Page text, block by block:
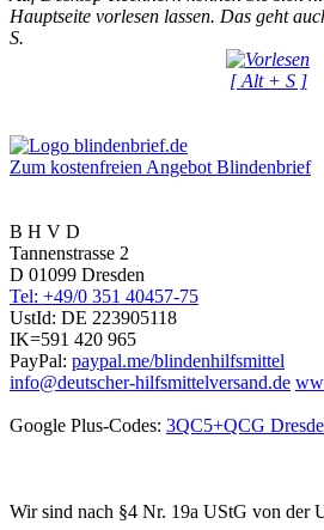
Hauptseite vorlesen lassen. Das geht
S.
[ Alt + S ]
Zum kostenfreien Angebot Blindenbrief
B H V D
Tannenstrasse 2
D 01099 Dresden
Tel: +49/0 351 40457-75
UstId: DE 223905118
IK=591 420 965
PayPal: paypal.me/blindenhilfsmittel
info@deutscher-hilfsmittelversand.de
Google Plus-Codes: 3QC5+QCG
Wir sind nach §4 Nr. 19a UStG von der